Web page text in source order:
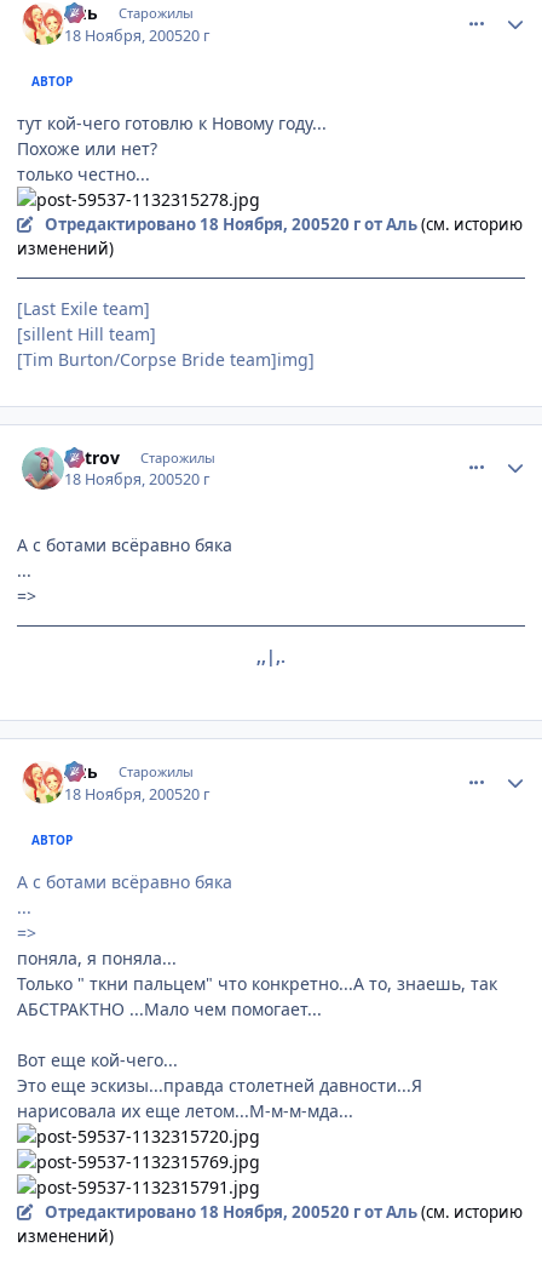
Аль Старожилы
18 Ноября, 200520 г
АВТОР
тут кой-чего готовлю к Новому году...
Похоже или нет?
только честно...
Отредактировано 18 Ноября, 200520 гот Аль(см. историю
изменений)
[Last Exile team]
[sillent Hill team]
[Tim Burton/Сorpse Bride team]img]
Vetrov Старожилы
18 Ноября, 200520 г
А с ботами всёравно бяка
...
=>
,,|,.
Аль Старожилы
18 Ноября, 200520 г
АВТОР
А с ботами всёравно бяка
...
=>
поняла, я поняла...
Только " ткни пальцем" что конкретно...А то, знаешь, так
АБСТРАКТНО ...Мало чем помогает...
Вот еще кой-чего...
Это еще эскизы...правда столетней давности...Я
нарисовала их еще летом...М-м-м-мда...
Отредактировано 18 Ноября, 200520 гот Аль(см. историю
изменений)